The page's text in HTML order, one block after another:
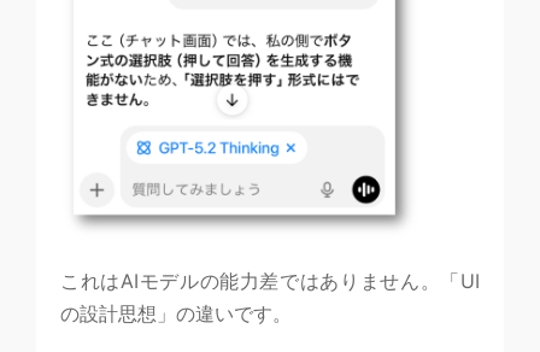
これはAIモデルの能力差ではありません。「UI
の設計思想」の違いです。